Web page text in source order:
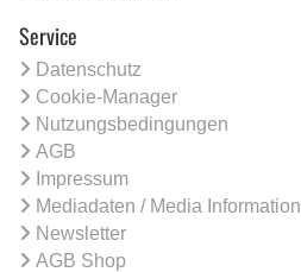
Service
Datenschutz
Cookie-Manager
Nutzungsbedingungen
AGB
Impressum
Mediadaten / Media Information
Newsletter
AGB Shop